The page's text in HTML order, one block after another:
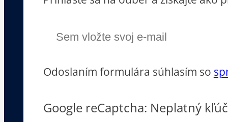
Odoslaním formulára súhlasím so
Google reCaptcha: Neplatný